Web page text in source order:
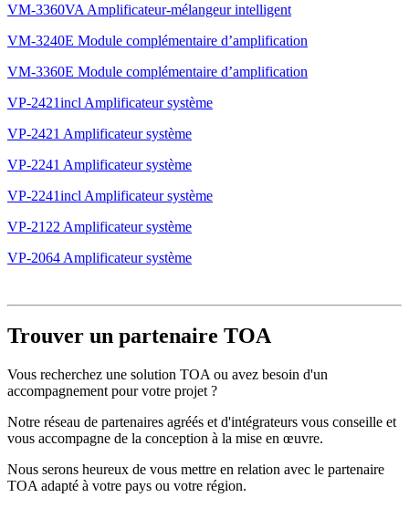
VM-3360VA Amplificateur-mélangeur intelligent
VM-3240E Module complémentaire d’amplification
VM-3360E Module complémentaire d’amplification
VP-2421incl Amplificateur système
VP-2421 Amplificateur système
VP-2241 Amplificateur système
VP-2241incl Amplificateur système
VP-2122 Amplificateur système
VP-2064 Amplificateur système
Trouver un partenaire TOA
Vous recherchez une solution TOA ou avez besoin d'un
accompagnement pour votre projet ?
Notre réseau de partenaires agréés et d'intégrateurs vous conseille et
vous accompagne de la conception à la mise en œuvre.
Nous serons heureux de vous mettre en relation avec le partenaire
TOA adapté à votre pays ou votre région.